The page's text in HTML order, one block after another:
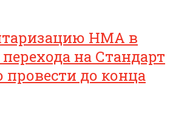
НМА в
на Стандарт
до конца